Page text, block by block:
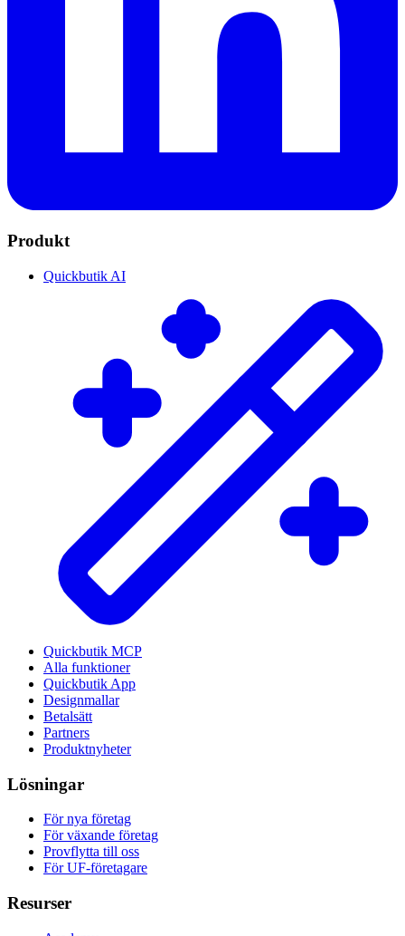
Produkt
Quickbutik AI
Quickbutik MCP
Alla funktioner
Quickbutik App
Designmallar
Betalsätt
Partners
Produktnyheter
Lösningar
För nya företag
För växande företag
Provflytta till oss
För UF-företagare
Resurser